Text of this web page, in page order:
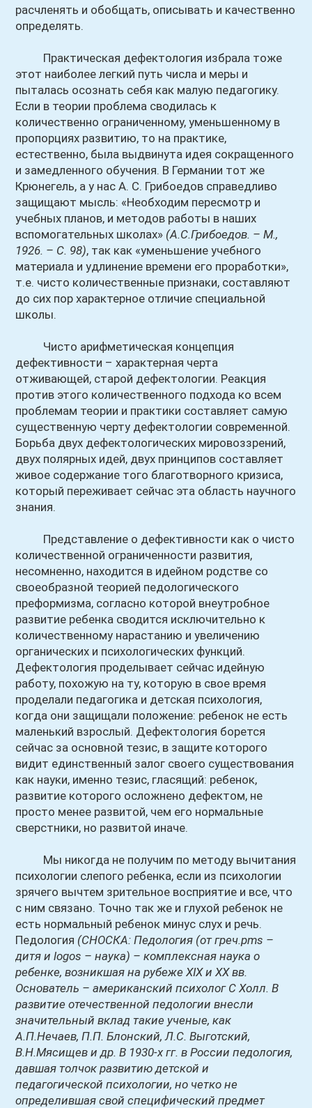
расчленять и обобщать, описывать и качественно
определять.
Практическая дефектология избрала тоже
этот наиболее легкий путь числа и меры и
пыталась осознать себя как малую педагогику.
Если в теории проблема сводилась к
количественно ограниченному, уменьшенному в
пропорциях развитию, то на практике,
естественно, была выдвинута идея сокращенного
и замедленного обучения. В Германии тот же
Крюнегель, а у нас А. С. Грибоедов справедливо
защищают мысль: «Необходим пересмотр и
учебных планов, и методов работы в наших
вспомогательных школах» (А.С.Грибоедов. – М.,
1926. – С. 98), так как «уменьшение учебного
материала и удлинение времени его проработки»,
т.е. чисто количественные признаки, составляют
до сих пор характерное отличие специальной
школы.
Чисто арифметическая концепция
дефективности – характерная черта
отживающей, старой дефектологии. Реакция
против этого количественного подхода ко всем
проблемам теории и практики составляет самую
существенную черту дефектологии современной.
Борьба двух дефектологических мировоззрений,
двух полярных идей, двух принципов составляет
живое содержание того благотворного кризиса,
который переживает сейчас эта область научного
знания.
Представление о дефективности как о чисто
количественной ограниченности развития,
несомненно, находится в идейном родстве со
своеобразной теорией педологического
преформизма, согласно которой внеутробное
развитие ребенка сводится исключительно к
количественному нарастанию и увеличению
органических и психологических функций.
Дефектология проделывает сейчас идейную
работу, похожую на ту, которую в свое время
проделали педагогика и детская психология,
когда они защищали положение: ребенок не есть
маленький взрослый. Дефектология борется
сейчас за основной тезис, в защите которого
видит единственный залог своего существования
как науки, именно тезис, гласящий: ребенок,
развитие которого осложнено дефектом, не
просто менее развитой, чем его нормальные
сверстники, но развитой иначе.
Мы никогда не получим по методу вычитания
психологии слепого ребенка, если из психологии
зрячего вычтем зрительное восприятие и все, что
с ним связано. Точно так же и глухой ребенок не
есть нормальный ребенок минус слух и речь.
Педология (СНОСКА: Педология (от греч.pms –
дитя и logos – наука) – комплексная наука о
ребенке, возникшая на рубеже XIX и XX вв.
Основатель – американский психолог С Холл. В
развитие отечественной педологии внесли
значительный вклад такие ученые, как
А.П.Нечаев, П.П. Блонский, Л.С. Выготский,
В.Н.Мясищев и др. В 1930-х гг. в России педология,
давшая толчок развитию детской и
педагогической психологии, но четко не
определившая свой специфический предмет